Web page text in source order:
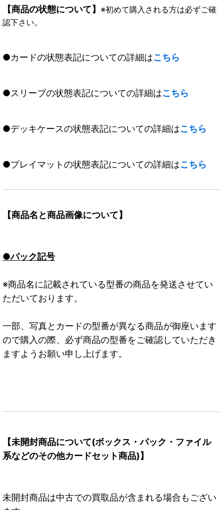
【商品の状態について】 ※初めて購入される方は必ずご確
認下さい。
●カードの状態表記についての詳細はこちら
●スリーブの状態表記についての詳細はこちら
●デッキケースの状態表記についての詳細はこちら
●プレイマットの状態表記についての詳細はこちら
【商品名と商品画像について】
●パック記号
※商品名に記載されている型番の商品を発送させてい
ただいております。
一部、写真とカードの型番が異なる商品が御座います
ので購入の際、必ず商品の型番をご確認していただき
ますようお願い申し上げます。
【未開封商品について(ボックス・パック・ファイル
系などのその他カードセット商品)】
未開封商品は中古での買取品が含まれる場合もござい